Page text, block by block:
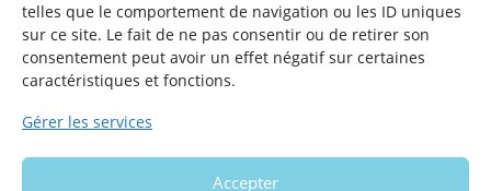
telles que le comportement de navigation ou les ID uniques
sur ce site. Le fait de ne pas consentir ou de retirer son
consentement peut avoir un effet négatif sur certaines
caractéristiques et fonctions.
Gérer les services
Accepter
Nous contacter
Formulaire de contact
E-mail
Mentions légales du site